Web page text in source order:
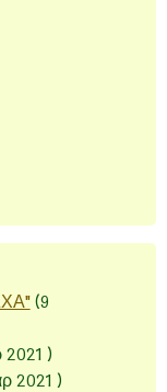
(9
)
2021 )